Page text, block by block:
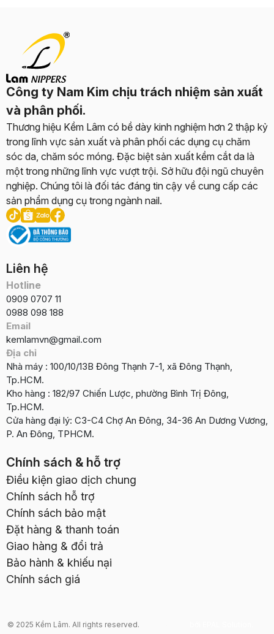
Công ty Nam Kim chịu trách nhiệm sản xuất
và phân phối.
Thương hiệu Kềm Lâm có bề dày kinh nghiệm hơn 2 thập kỷ
trong lĩnh vực sản xuất và phân phối các dụng cụ chăm
sóc da, chăm sóc móng. Đặc biệt sản xuất kềm cắt da là
một trong những lĩnh vực vượt trội. Sở hữu đội ngũ chuyên
nghiệp. Chúng tôi là đối tác đáng tin cậy về cung cấp các
sản phẩm dụng cụ trong ngành nail.
Liên hệ
Hotline
0909 0707 11
0988 098 188
Email
kemlamvn@gmail.com
Địa chỉ
Nhà máy : 100/10/13B Đông Thạnh 7-1, xã Đông Thạnh,
Tp.HCM.
Kho hàng : 182/97 Chiến Lược, phường Bình Trị Đông,
Tp.HCM.
Cửa hàng đại lý: C3-C4 Chợ An Đông, 34-36 An Dương Vương,
P. An Đông, TPHCM.
Chính sách & hỗ trợ
Điều kiện giao dịch chung
Chính sách hỗ trợ
Chính sách bảo mật
Đặt hàng & thanh toán
Giao hàng & đổi trả
Bảo hành & khiếu nại
Chính sách giá
© 2025 Kềm Lâm. All rights reserved.